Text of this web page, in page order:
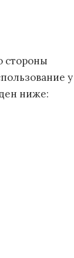
стороны
у
ниже: